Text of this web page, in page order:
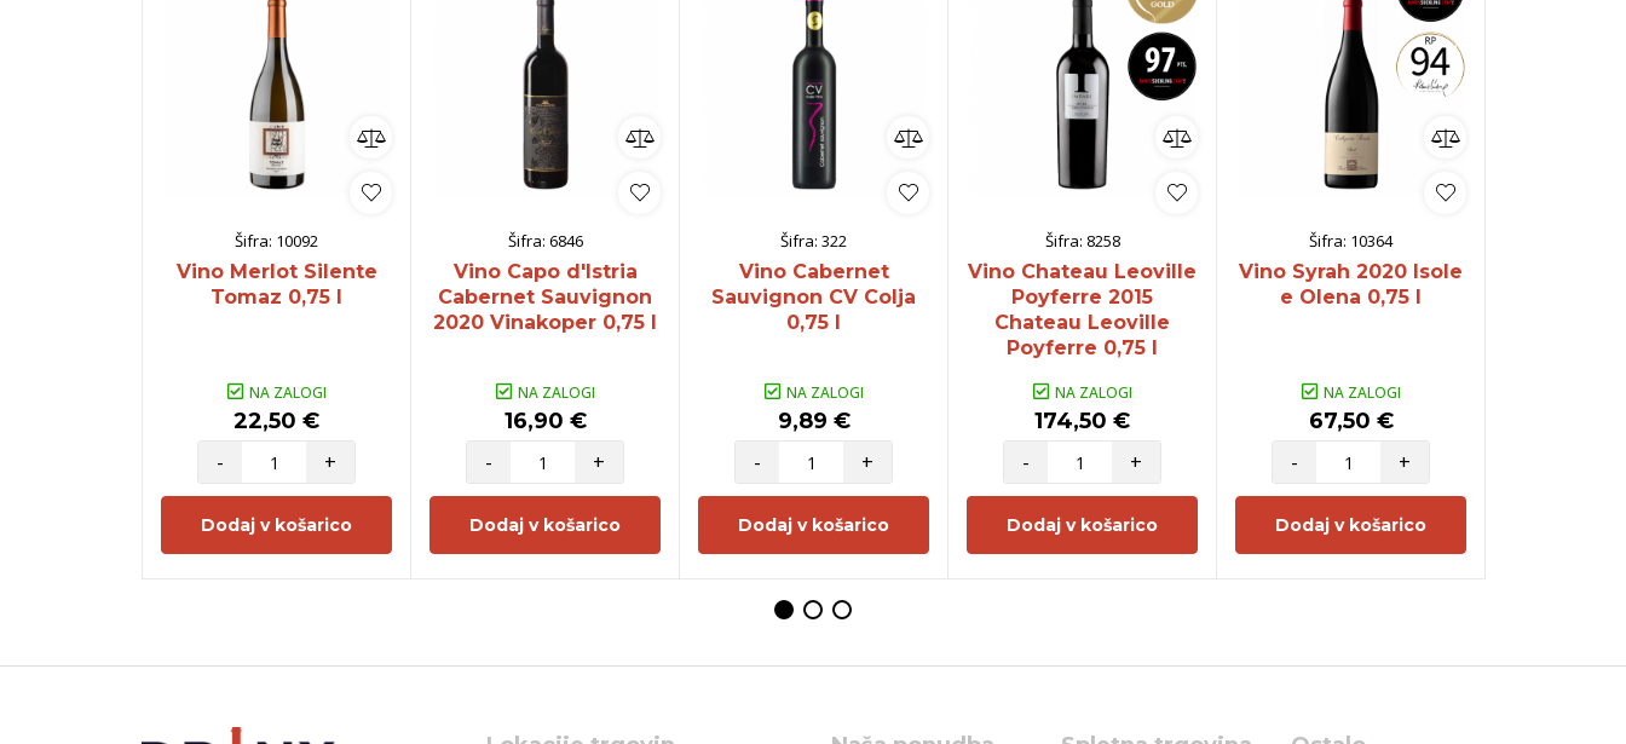
Šifra: 10092
Vino Merlot Silente
Tomaz 0,75 l
NA ZALOGI
22,50 €
-
+
Dodaj v košarico
Šifra: 6846
Vino Capo d'Istria
Cabernet Sauvignon
2020 Vinakoper 0,75 l
NA ZALOGI
16,90 €
-
+
Dodaj v košarico
Šifra: 322
Vino Cabernet
Sauvignon CV Colja
0,75 l
NA ZALOGI
9,89 €
-
+
Dodaj v košarico
Šifra: 8258
Vino Chateau Leoville
Poyferre 2015
Chateau Leoville
Poyferre 0,75 l
NA ZALOGI
174,50 €
-
+
Dodaj v košarico
Šifra: 10364
Vino Syrah 2020 Isole
e Olena 0,75 l
NA ZALOGI
67,50 €
-
+
Dodaj v košarico